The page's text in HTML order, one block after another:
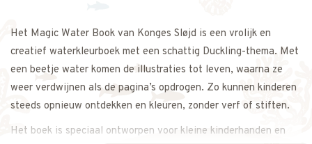
Het Magic Water Book van Konges Sløjd is een vrolijk en
creatief waterkleurboek met een schattig Duckling-thema. Met
een beetje water komen de illustraties tot leven, waarna ze
weer verdwijnen als de pagina’s opdrogen. Zo kunnen kinderen
steeds opnieuw ontdekken en kleuren, zonder verf of stiften.
Het boek is speciaal ontworpen voor kleine kinderhanden en